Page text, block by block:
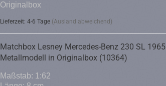
Originalbox
Lieferzeit: 4-6 Tage (Ausland abweichend)
Matchbox Lesney Mercedes-Benz 230 SL 1965
Metallmodell in Originalbox (10364)
Maßstab: 1:62